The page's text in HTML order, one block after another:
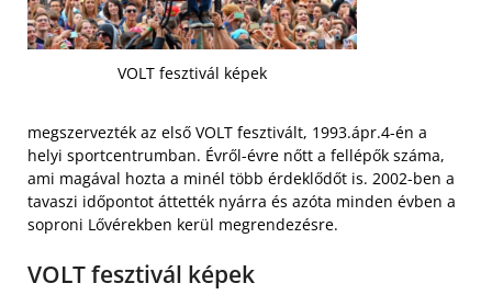
VOLT fesztivál képek
megszervezték az első VOLT fesztivált, 1993.ápr.4-én a
helyi sportcentrumban. Évről-évre nőtt a fellépők száma,
ami magával hozta a minél több érdeklődőt is. 2002-ben a
tavaszi időpontot áttették nyárra és azóta minden évben a
soproni Lővérekben kerül megrendezésre.
VOLT fesztivál képek